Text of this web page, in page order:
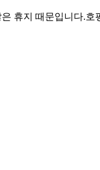
휴지 때문입니다.호